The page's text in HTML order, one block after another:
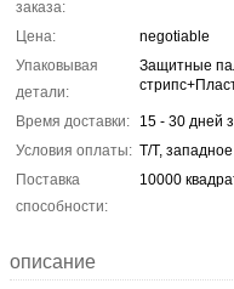
заказа:
Цена:
negotiable
Упаковывая
детали:
Защитные
Время доставки:
15 - 30 дней
Условия оплаты: Т/Т,
Поставка
способности:
10000
описание